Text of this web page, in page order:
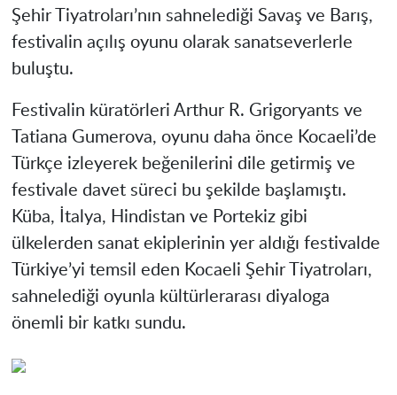
Şehir Tiyatroları’nın sahnelediği Savaş ve Barış,
festivalin açılış oyunu olarak sanatseverlerle
buluştu.
Festivalin küratörleri Arthur R. Grigoryants ve
Tatiana Gumerova, oyunu daha önce Kocaeli’de
Türkçe izleyerek beğenilerini dile getirmiş ve
festivale davet süreci bu şekilde başlamıştı.
Küba, İtalya, Hindistan ve Portekiz gibi
ülkelerden sanat ekiplerinin yer aldığı festivalde
Türkiye’yi temsil eden Kocaeli Şehir Tiyatroları,
sahnelediği oyunla kültürlerarası diyaloga
önemli bir katkı sundu.